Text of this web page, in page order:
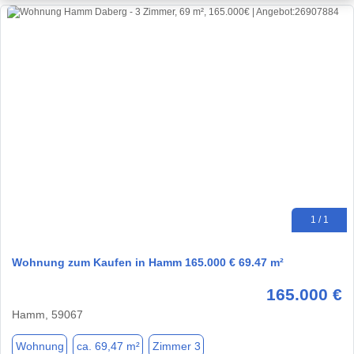
1 / 1
Wohnung zum Kaufen in Hamm 165.000 € 69.47 m²
165.000 €
Hamm, 59067
Wohnung ca. 69,47 m² Zimmer 3